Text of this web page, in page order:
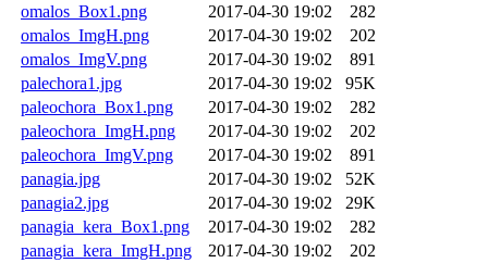
omalos_Box1.png
2017-04-30 19:02
282
omalos_ImgH.png
2017-04-30 19:02
202
omalos_ImgV.png
2017-04-30 19:02
891
palechora1.jpg
2017-04-30 19:02
95K
paleochora_Box1.png
2017-04-30 19:02
282
paleochora_ImgH.png
2017-04-30 19:02
202
paleochora_ImgV.png
2017-04-30 19:02
891
panagia.jpg
2017-04-30 19:02
52K
panagia2.jpg
2017-04-30 19:02
29K
panagia_kera_Box1.png
2017-04-30 19:02
282
panagia_kera_ImgH.png
2017-04-30 19:02
202